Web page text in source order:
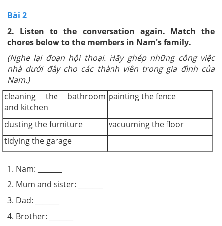
Bài 2
2. Listen to the conversation again. Match the
chores below to the members in Nam's family.
(Nghe lại đoạn hội thoại. Hãy ghép những công việc
nhà dưới đây cho các thành viên trong gia đình của
Nam.)
cleaning the bathroom
and kitchen
painting the fence
dusting the furniture
vacuuming the floor
tidying the garage
1. Nam: _______
2. Mum and sister: _______
3. Dad: _______
4. Brother: _______